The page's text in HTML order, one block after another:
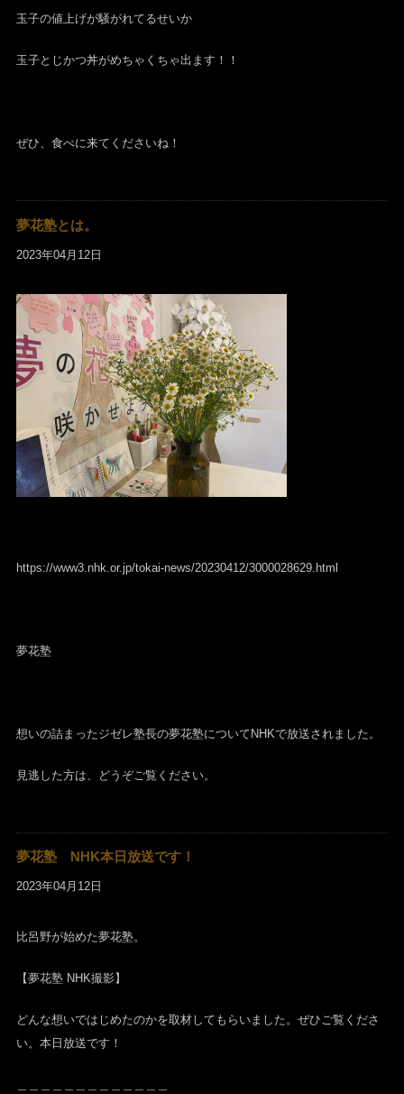
玉子の値上げが騒がれてるせいか
玉子とじかつ丼がめちゃくちゃ出ます！！
ぜひ、食べに来てくださいね！
夢花塾とは。
2023年04月12日
https://www3.nhk.or.jp/tokai-news/20230412/3000028629.html
夢花塾
想いの詰まったジゼレ塾長の夢花塾についてNHKで放送されました。
見逃した方は、どうぞご覧ください。
夢花塾 NHK本日放送です！
2023年04月12日
比呂野が始めた夢花塾。
【夢花塾 NHK撮影】
どんな想いではじめたのかを取材してもらいました。ぜひご覧くださ
い。本日放送です！